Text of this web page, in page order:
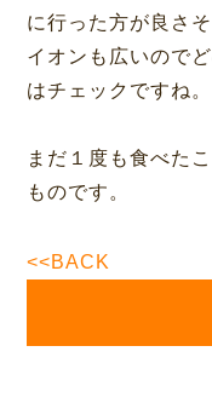
に行った方が良さそ
イオンも広いので
はチェックですね。
まだ１度も食べた
ものです。
<<BACK